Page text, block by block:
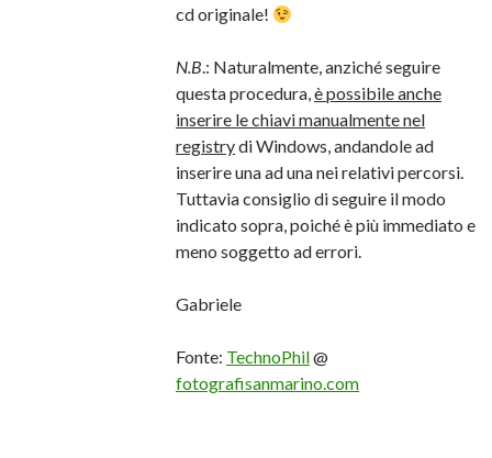
cd originale!
N.B.: Naturalmente, anziché seguire
questa procedura,è possibile anche
inserire le chiavi manualmente nel
registrydi Windows, andandole ad
inserire una ad una nei relativi percorsi.
Tuttavia consiglio di seguire il modo
indicato sopra, poiché è più immediato e
meno soggetto ad errori.
Gabriele
Fonte: TechnoPhil@
fotografisanmarino.com